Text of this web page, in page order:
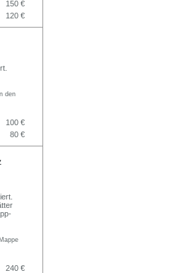
150 €
120 €
den
100 €
80 €
240 €